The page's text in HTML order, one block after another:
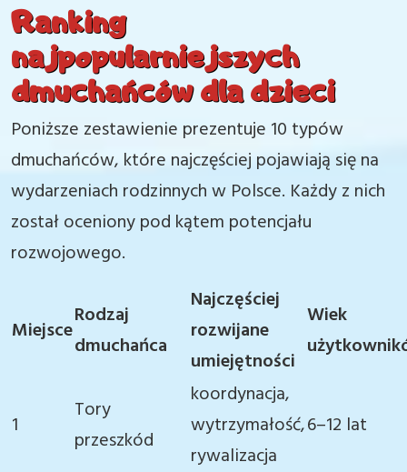
Ranking
najpopularniejszych
dmuchańców dla dzieci
Poniższe zestawienie prezentuje 10 typów
dmuchańców, które najczęściej pojawiają się na
wydarzeniach rodzinnych w Polsce. Każdy z nich
został oceniony pod kątem potencjału
rozwojowego.
Miejsce
Rodzaj
dmuchańca
Najczęściej
rozwijane
umiejętności
Wiek
1
Tory
przeszkód
koordynacja,
wytrzymałość,
rywalizacja
6–12 lat